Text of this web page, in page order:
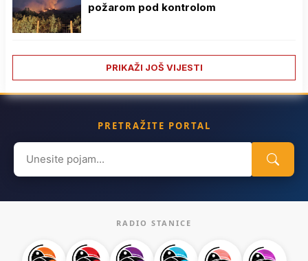
požarom pod kontrolom
PRIKAŽI JOŠ VIJESTI
PRETRAŽITE PORTAL
Search
for:
RADIO STANICE